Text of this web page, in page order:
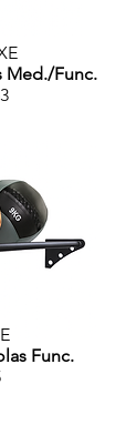
Func.
Med./Func.